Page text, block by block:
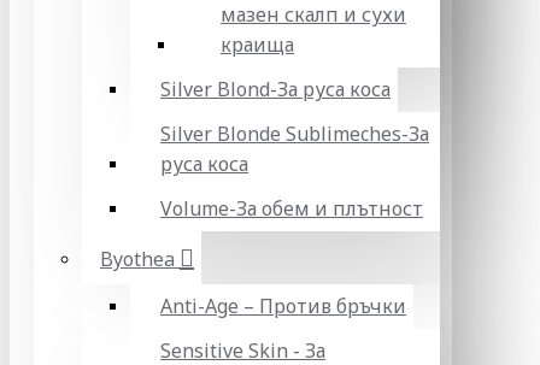
мазен скалп и сухи
краища
Silver Blond-За руса коса
Silver Blonde Sublіmeches-За
руса коса
Volume-За обем и плътност
Byothea
Anti-Age – Против бръчки
Sensitive Skin - За